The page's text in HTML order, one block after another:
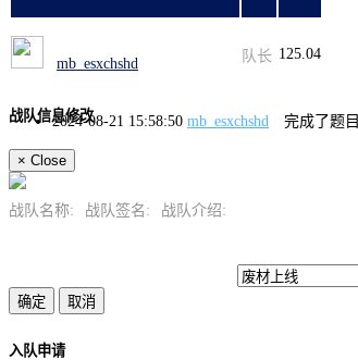
mb_esxchshd 队长 125.04
2024-08-21 15:58:50 mb_esxchshd 完成了题目
战队信息修改
× Close
战队名称: 战队签名: 战队介绍:
入队申请